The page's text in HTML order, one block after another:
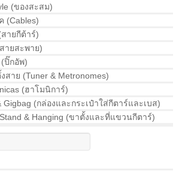
(ของสะสม)
(Cables)
ายกีต้าร์)
ายสะพาย)
(ปิ๊กอัพ)
งสาย (Tuner & Metronomes)
(ฮาโมนิการ์)
Gigbag (กล่องและกระเป๋าใส่กีตาร์และเบส)
& Hanging (ขาตั้งและที่แขวนกีตาร์)